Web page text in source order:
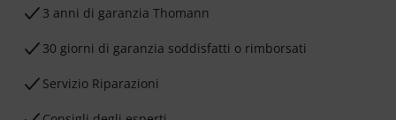
3 anni di garanzia Thomann
30 giorni di garanzia soddisfatti o rimborsati
Servizio Riparazioni